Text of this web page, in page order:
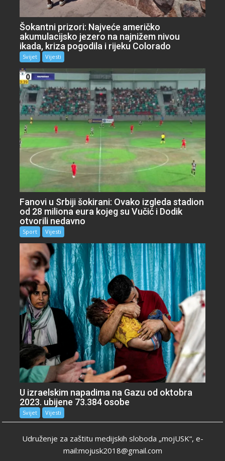
Šokantni prizori: Najveće američko
akumulacijsko jezero na najnižem nivou
ikada, kriza pogodila i rijeku Colorado
Svijet Vijesti
Fanovi u Srbiji šokirani: Ovako izgleda stadion
od 28 miliona eura kojeg su Vučić i Dodik
otvorili nedavno
Sport Vijesti
U izraelskim napadima na Gazu od oktobra
2023. ubijene 73.384 osobe
Svijet Vijesti
Udruženje za zaštitu medijskih sloboda „mojUSK“, e-
mail:mojusk2018@gmail.com